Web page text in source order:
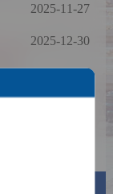
2025-11-27
2025-12-30
2026-07-23